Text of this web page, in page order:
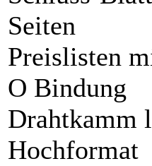
Seiten
Preislisten
O Bindung
Drahtkamm
Hochformat